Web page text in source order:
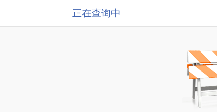
正在查询中